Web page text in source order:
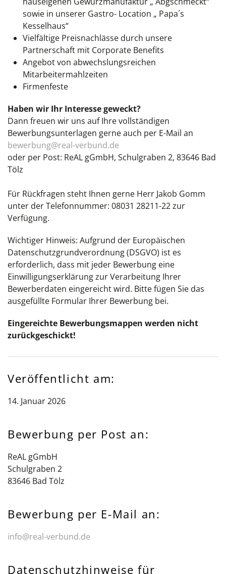
sowie in unserer Gastro- Location „ Papa´s
Kesselhaus“
Vielfältige Preisnachlässe durch unsere
Partnerschaft mit Corporate Benefits
Angebot von abwechslungsreichen
Mitarbeitermahlzeiten
Firmenfeste
Haben wir Ihr Interesse geweckt?
Dann freuen wir uns auf Ihre vollständigen
Bewerbungsunterlagen gerne auch per E-Mail an
bewerbung@real-verbund.de
oder per Post: ReAL gGmbH, Schulgraben 2, 83646 Bad
Tölz
Für Rückfragen steht Ihnen gerne Herr Jakob Gomm
unter der Telefonnummer: 08031 28211-22 zur
Verfügung.
Wichtiger Hinweis: Aufgrund der Europäischen
Datenschutzgrundverordnung (DSGVO) ist es
erforderlich, dass mit jeder Bewerbung eine
Einwilligungserklärung zur Verarbeitung Ihrer
Bewerberdaten eingereicht wird. Bitte fügen Sie das
ausgefüllte Formular Ihrer Bewerbung bei.
Eingereichte Bewerbungsmappen werden nicht
zurückgeschickt!
Veröffentlicht am:
14. Januar 2026
Bewerbung per Post an:
ReAL gGmbH
Schulgraben 2
83646 Bad Tölz
Bewerbung per E-Mail an:
info@real-verbund.de
Datenschutzhinweise für